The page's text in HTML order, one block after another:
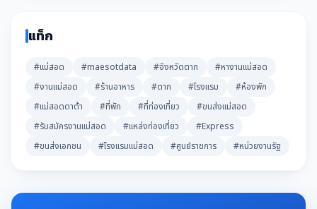
แท็ก
#แม่สอด #maesotdata #จังหวัดตาก
#หางานแม่สอด
#งานแม่สอด
#ร้านอาหาร #ตาก #โรงแรม
#ห้องพัก
#แม่สอดดาต้า
#ที่พัก #ที่ท่องเที่ยว
#ขนส่งแม่สอด
#รับสมัครงานแม่สอด
#แหล่งท่องเที่ยว
#Express
#ขนส่งเอกชน
#โรงแรมแม่สอด #ศูนย์ราชการ #หน่วยงานรัฐ